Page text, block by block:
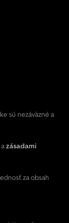
sú nezáväzné a
azásadami
za obsah